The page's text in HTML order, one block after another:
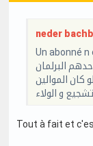
neder
Un abonné
البرلمان
كان الموالين
و الولاء
Tout à fait et